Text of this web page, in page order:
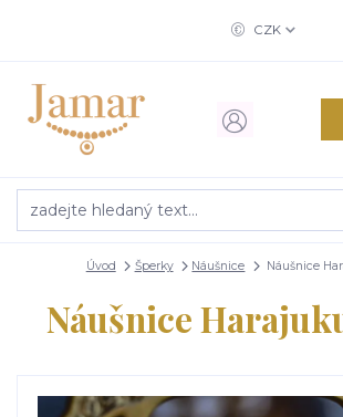
CZK
Úvod Šperky Náušnice Náušnice
Náušnice